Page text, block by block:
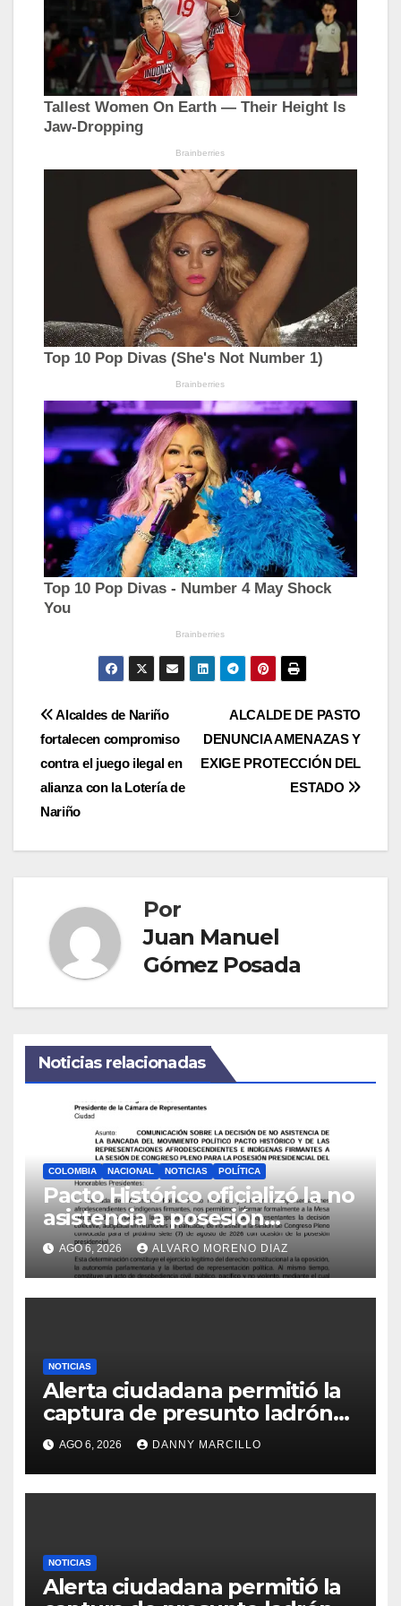
Navegación
de
entradas
ALCALDE DE PASTO
DENUNCIA AMENAZAS Y
EXIGE PROTECCIÓN DEL
ESTADO
Alcaldes de Nariño
fortalecen compromiso
contra el juego ilegal en
alianza con la Lotería de
Nariño
Por
Juan Manuel
Gómez Posada
Noticias relacionadas
COLOMBIA NACIONAL NOTICIAS POLÍTICA
Pacto Histórico oficializó la no
asistencia a posesión
presidencial
AGO 6, 2026 ALVARO MORENO DIAZ
NOTICIAS
Alerta ciudadana permitió la
captura de presunto ladrón
de motocicletas
AGO 6, 2026 DANNY MARCILLO
NOTICIAS
Alerta ciudadana permitió la